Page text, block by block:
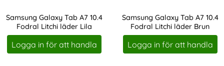
Samsung Galaxy Tab A7 10.4
Fodral Litchi läder Lila
Art. nr 16820
Logga in för att handla
Samsung Galaxy Tab A7 10.4
Fodral Litchi läder Brun
Art. nr 16821
Logga in för att handla